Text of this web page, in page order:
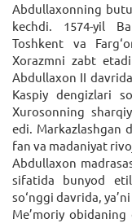
Abdullaxonning
kechdi. 1574-yil
Toshkent va
Xorazmni zabt
Abdullaxon II
Kaspiy dengizlari
Xurosonning
edi. Markazlashgan
fan va madaniyat
Abdullaxon
sifatida bunyod
so‘nggi davrida,
Me’moriy